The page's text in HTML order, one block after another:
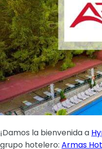
¡Damos la bienvenida a
grupo hotelero: Armas